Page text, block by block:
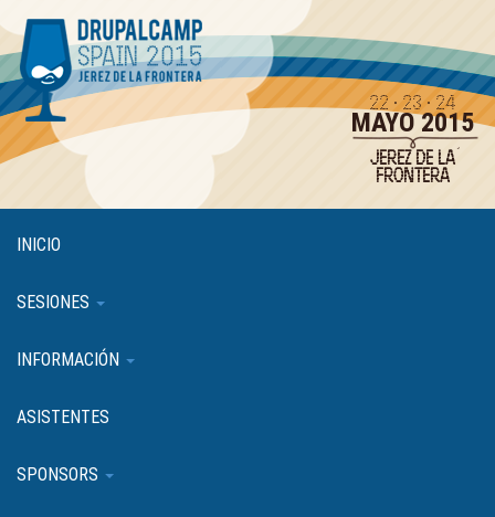
al
contenido
principal
22 · 23 · 24
MAYO 2015
JEREZ DE LA
FRONTERA
INICIO
SESIONES
INFORMACIÓN
ASISTENTES
SPONSORS